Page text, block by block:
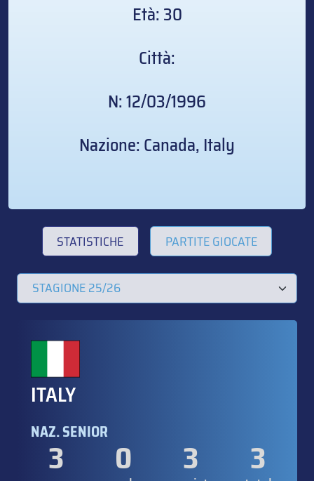
Età: 30
Città:
N: 12/03/1996
Nazione: Canada, Italy
STATISTICHE PARTITE GIOCATE
ITALY
NAZ. SENIOR
3 0 3 3